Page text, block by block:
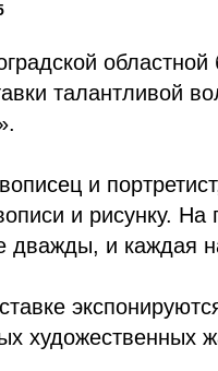
талантливой
и
и рисунку.
дважды, и каждая
художественных